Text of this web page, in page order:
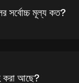
মূল্য কত?
আছে?